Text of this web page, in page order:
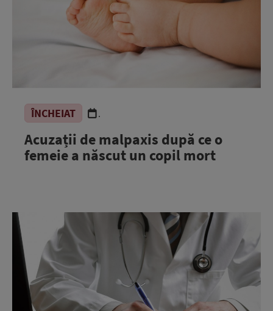
ÎNCHEIAT .
Acuzații de malpaxis după ce o
femeie a născut un copil mort